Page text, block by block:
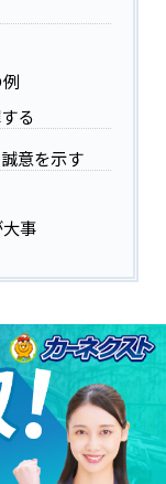
る
意を示す
事